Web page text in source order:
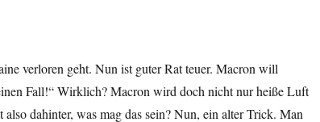
verloren geht. Nun ist guter Rat teuer. Macron will
Fall!“ Wirklich? Macron wird doch nicht nur heiße Luft
dahinter, was mag das sein? Nun, ein alter Trick. Man